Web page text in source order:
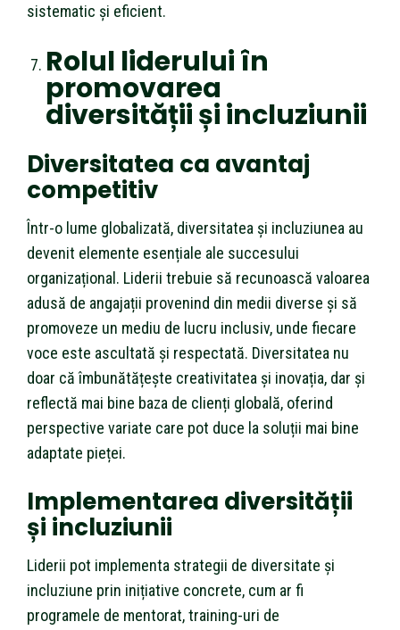
sistematic și eficient.
Rolul liderului în
promovarea
diversității și incluziunii
Diversitatea ca avantaj
competitiv
Într-o lume globalizată, diversitatea și incluziunea au
devenit elemente esențiale ale succesului
organizațional. Liderii trebuie să recunoască valoarea
adusă de angajații provenind din medii diverse și să
promoveze un mediu de lucru inclusiv, unde fiecare
voce este ascultată și respectată. Diversitatea nu
doar că îmbunătățește creativitatea și inovația, dar și
reflectă mai bine baza de clienți globală, oferind
perspective variate care pot duce la soluții mai bine
adaptate pieței.
Implementarea diversității
și incluziunii
Liderii pot implementa strategii de diversitate și
incluziune prin inițiative concrete, cum ar fi
programele de mentorat, training-uri de